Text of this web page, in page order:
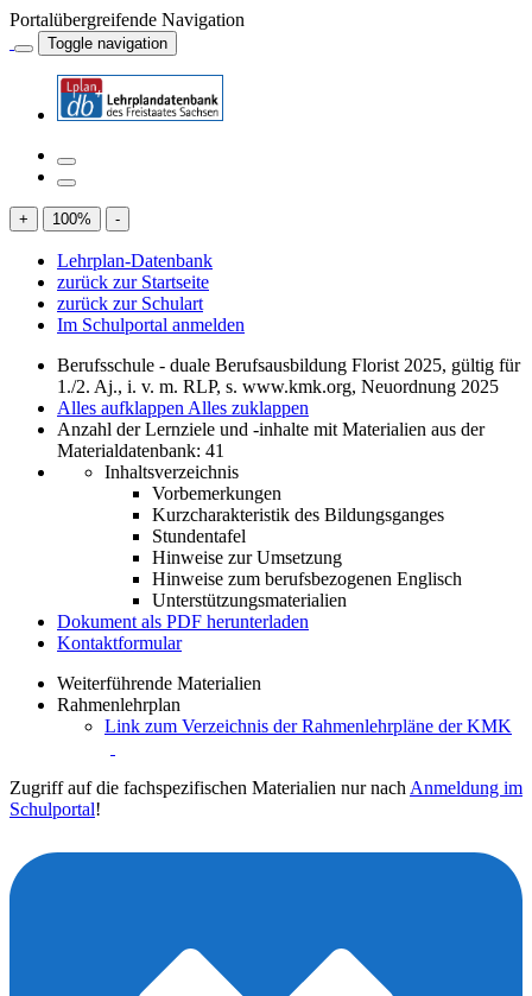
Portalübergreifende Navigation
Toggle navigation
+ 100% -
Lehrplan-Datenbank
zurück zur Startseite
zurück zur Schulart
Im Schulportal anmelden
Berufsschule - duale Berufsausbildung Florist 2025, gültig für
1./2. Aj., i. v. m. RLP, s. www.kmk.org, Neuordnung 2025
Alles aufklappen Alles zuklappen
Anzahl der Lernziele und -inhalte mit Materialien aus der
Materialdatenbank: 41
Inhaltsverzeichnis
Vorbemerkungen
Kurzcharakteristik des Bildungsganges
Stundentafel
Hinweise zur Umsetzung
Hinweise zum berufsbezogenen Englisch
Unterstützungsmaterialien
Dokument als PDF herunterladen
Kontaktformular
Weiterführende Materialien
Rahmenlehrplan
Link zum Verzeichnis der Rahmenlehrpläne der KMK
Zugriff auf die fachspezifischen Materialien nur nach Anmeldung im
Schulportal!